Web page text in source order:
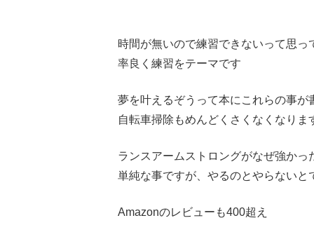
時間が無いので練習できないって思
率良く練習をテーマです
夢を叶えるぞうって本にこれらの事が
自転車掃除もめんどくさくなくなりま
ランスアームストロングがなぜ強かっ
単純な事ですが、やるのとやらないと
Amazonのレビューも400超え